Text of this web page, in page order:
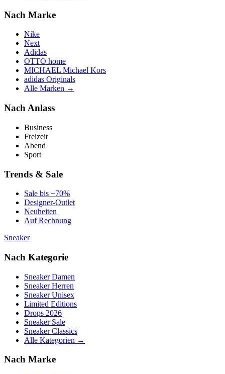
Nach Marke
Nike
Next
Adidas
OTTO home
MICHAEL Michael Kors
adidas Originals
Alle Marken →
Nach Anlass
Business
Freizeit
Abend
Sport
Trends & Sale
Sale bis −70%
Designer-Outlet
Neuheiten
Auf Rechnung
Sneaker
Nach Kategorie
Sneaker Damen
Sneaker Herren
Sneaker Unisex
Limited Editions
Drops 2026
Sneaker Sale
Sneaker Classics
Alle Kategorien →
Nach Marke